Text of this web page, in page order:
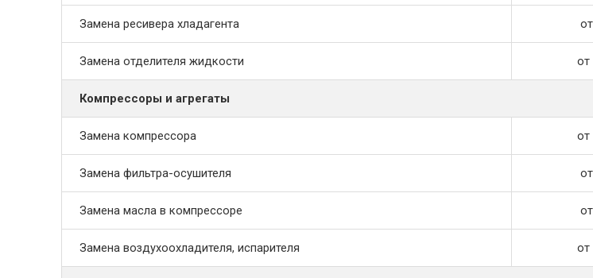
Замена ресивера хладагента
Замена отделителя жидкости от
Компрессоры и агрегаты
Замена компрессора от
Замена фильтра-осушителя
Замена масла в компрессоре
Замена воздухоохладителя, испарителя от